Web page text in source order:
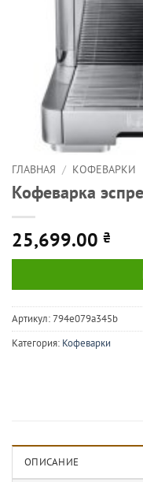
ГЛАВНАЯ / КОФЕВАРКИ
Кофеварка
25,699.00 ₴
Артикул:794e079a345b
Категория: Кофеварки
ОПИСАНИЕ